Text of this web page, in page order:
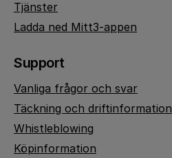
Tjänster
Ladda ned Mitt3-appen
Support
Vanliga frågor och svar
Täckning och driftinformation
Whistleblowing
Köpinformation